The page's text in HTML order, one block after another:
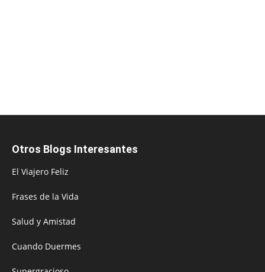
Otros Blogs Interesantes
El Viajero Feliz
Frases de la Vida
Salud y Amistad
Cuando Duermes